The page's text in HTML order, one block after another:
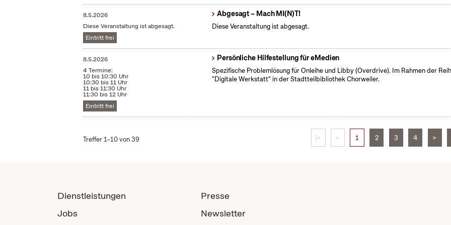
8.5.2026
Diese Veranstaltung ist abgesagt.
Eintritt frei
Abgesagt – Mach MI(N)T!
Diese Veranstaltung ist abgesagt.
8.5.2026
4 Termine:
10 bis 10:30 Uhr
10:30 bis 11 Uhr
11 bis 11:30 Uhr
11:30 bis 12 Uhr
Eintritt frei
Persönliche Hilfestellung für eMedien
Spezifische Problemlösung für Onleihe und Libby (Overdrive). Im Rahmen der
"Digitale Werkstatt" in der Stadtteilbibliothek Chorweiler.
Treffer 1–10 von 39 |< < 1 2 3 4 >
Dienstleistungen
Jobs
Presse
Newsletter